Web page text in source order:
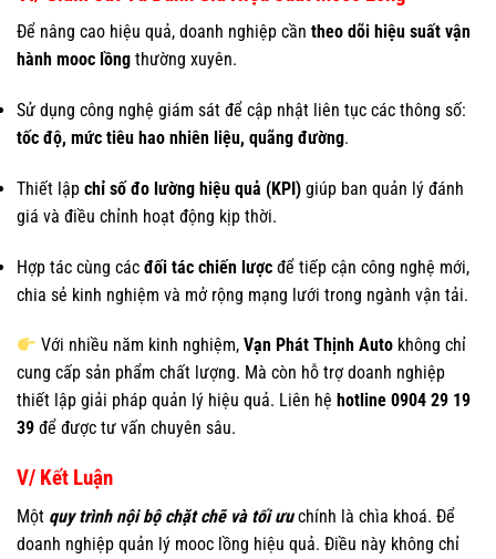
Để nâng cao hiệu quả, doanh nghiệp cần theo dõi hiệu suất vận
hành mooc lồng thường xuyên.
Sử dụng công nghệ giám sát để cập nhật liên tục các thông số:
tốc độ, mức tiêu hao nhiên liệu, quãng đường.
Thiết lập chỉ số đo lường hiệu quả (KPI) giúp ban quản lý đánh
giá và điều chỉnh hoạt động kịp thời.
Hợp tác cùng các đối tác chiến lược để tiếp cận công nghệ mới,
chia sẻ kinh nghiệm và mở rộng mạng lưới trong ngành vận tải.
Với nhiều năm kinh nghiệm,Vạn Phát Thịnh Auto không chỉ
cung cấp sản phẩm chất lượng. Mà còn hỗ trợ doanh nghiệp
thiết lập giải pháp quản lý hiệu quả. Liên hệ hotline 0904 29 19
39 để được tư vấn chuyên sâu.
V/ Kết Luận
Một quy trình nội bộ chặt chẽ và tối ưuchính là chìa khoá. Để
doanh nghiệp quản lý mooc lồng hiệu quả. Điều này không chỉ